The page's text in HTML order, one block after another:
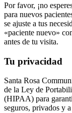
Por favor, ¡no
para nuevos
se ajuste a tus
«paciente nuevo»
antes de tu visita.
Tu privacidad
Santa Rosa
de la Ley de
(HIPAA) para
seguros, privados y